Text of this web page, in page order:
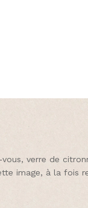
verre de
image, à la fois